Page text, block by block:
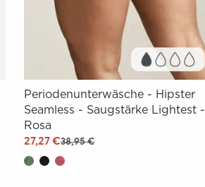
Periodenunterwäsche - Hipster
Seamless - Saugstärke Lightest -
Rosa
27,27 €38,95 €